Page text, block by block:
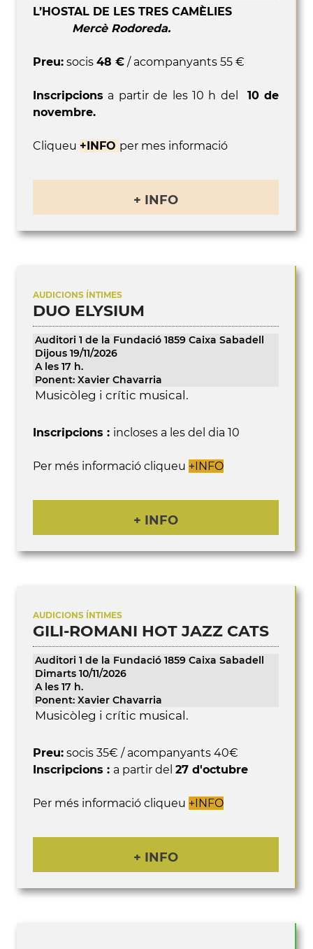
L’HOSTAL DE LES TRES CAMÈLIES
Mercè Rodoreda.
Preu:socis 48 €/ acompanyants 55 €
Inscripcions a partir de les 10 h del 10 de
novembre.
Cliqueu +INFO per mes informació
+ INFO
AUDICIONS ÍNTIMES
DUO ELYSIUM
Auditori 1 de la Fundació 1859 Caixa Sabadell
Dijous 19/11/2026
A les 17 h.
Ponent: Xavier Chavarria
Musicòleg i crític musical.
Inscripcions : incloses a les del dia 10
Per més informació cliqueu +INFO
+ INFO
AUDICIONS ÍNTIMES
GILI-ROMANI HOT JAZZ CATS
Auditori 1 de la Fundació 1859 Caixa Sabadell
Dimarts 10/11/2026
A les 17 h.
Ponent: Xavier Chavarria
Musicòleg i crític musical.
Preu:socis 35€ / acompanyants 40€
Inscripcions : a partir del 27 d'octubre
Per més informació cliqueu +INFO
+ INFO